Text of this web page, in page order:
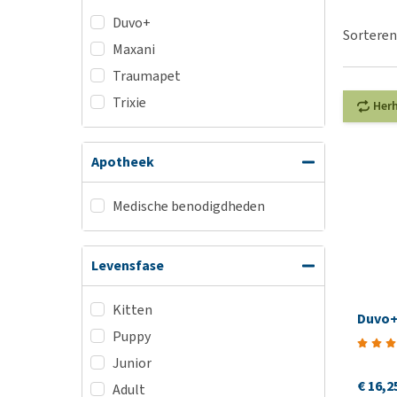
Biologisch
Vegan
Bekijk alles
Puppy apotheek
Bekijk alles
Duvo+
Maxani
Traumapet
Trixie
Apotheek
Medische benodigdheden
Levensfase
Kitten
Puppy
Junior
Adult
€